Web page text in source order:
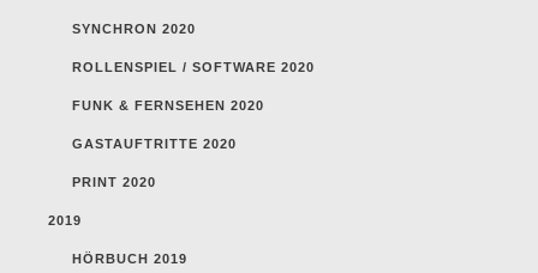
SYNCHRON 2020
ROLLENSPIEL / SOFTWARE 2020
FUNK & FERNSEHEN 2020
GASTAUFTRITTE 2020
PRINT 2020
2019
HÖRBUCH 2019